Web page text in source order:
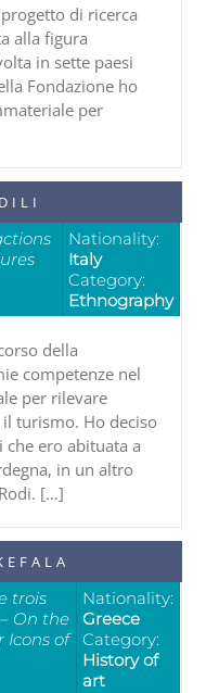
di ricerca
alla figura
in sette paesi
Fondazione ho
per
Nationality:
Italy
Category:
Ethnography
della
competenze nel
per rilevare
turismo. Ho deciso
che ero abituata a
in un altro
[…]
trois
On the
Icons of
Nationality:
Greece
Category:
History of
art